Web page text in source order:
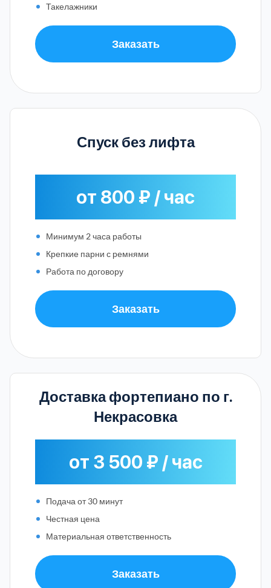
Такелажники
Заказать
Спуск без лифта
от 800 ₽ / час
Минимум 2 часа работы
Крепкие парни с ремнями
Работа по договору
Заказать
Доставка фортепиано по г.
Некрасовка
от 3 500 ₽ / час
Подача от 30 минут
Честная цена
Материальная ответственность
Заказать